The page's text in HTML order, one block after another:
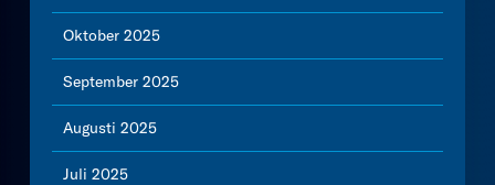
Oktober 2025
September 2025
Augusti 2025
Juli 2025